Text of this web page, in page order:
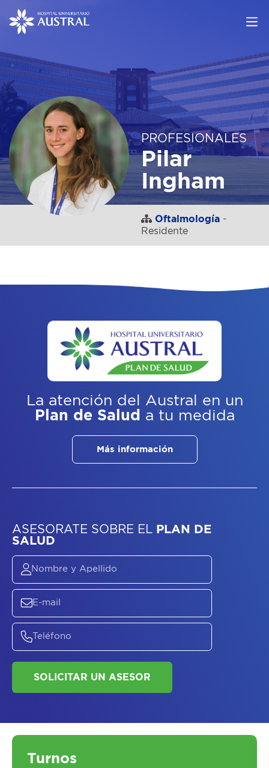
PROFESIONALES
Pilar
Ingham
Oftalmología -
Residente
La atención del Austral
en un
Plan de Salud a tu medida
Más información
ASESORATE SOBREELPLAN DE
SALUD
Turnos